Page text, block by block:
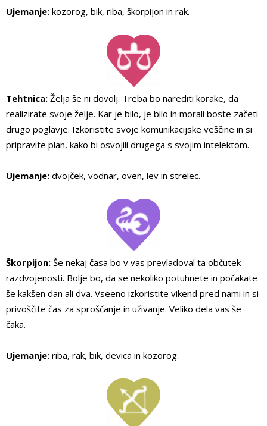
Ujemanje: kozorog, bik, riba, škorpijon in rak.
Tehtnica: Želja še ni dovolj. Treba bo narediti korake, da
realizirate svoje želje. Kar je bilo, je bilo in morali boste začeti
drugo poglavje. Izkoristite svoje komunikacijske veščine in si
pripravite plan, kako bi osvojili drugega s svojim intelektom.
Ujemanje: dvojček, vodnar, oven, lev in strelec.
Škorpijon: Še nekaj časa bo v vas prevladoval ta občutek
razdvojenosti. Bolje bo, da se nekoliko potuhnete in počakate
še kakšen dan ali dva. Vseeno izkoristite vikend pred nami in si
privoščite čas za sproščanje in uživanje. Veliko dela vas še
čaka.
Ujemanje: riba, rak, bik, devica in kozorog.